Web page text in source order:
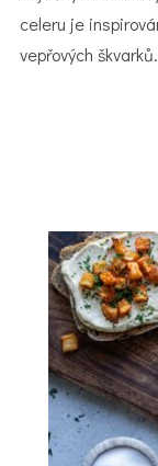
celeru je
vepřových